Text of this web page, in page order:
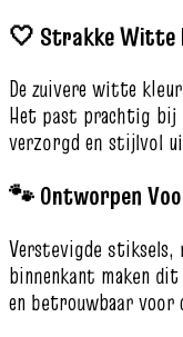
🤍 Strakke Witte
De zuivere witte
Het past prachtig bij
verzorgd en stijlvol
🐾 Ontworpen
Verstevigde stiksels,
binnenkant maken
en betrouwbaar voor